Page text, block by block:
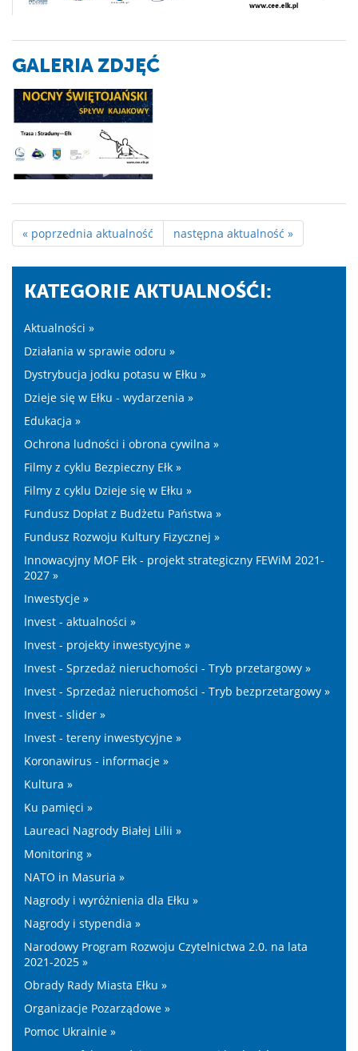
GALERIA ZDJĘĆ
« poprzednia aktualność następna aktualność »
KATEGORIE AKTUALNOŚĆI:
Aktualności »
Działania w sprawie odoru »
Dystrybucja jodku potasu w Ełku »
Dzieje się w Ełku - wydarzenia »
Edukacja »
Ochrona ludności i obrona cywilna »
Filmy z cyklu Bezpieczny Ełk »
Filmy z cyklu Dzieje się w Ełku »
Fundusz Dopłat z Budżetu Państwa »
Fundusz Rozwoju Kultury Fizycznej »
Innowacyjny MOF Ełk - projekt strategiczny FEWiM 2021-
2027 »
Inwestycje »
Invest - aktualności »
Invest - projekty inwestycyjne »
Invest - Sprzedaż nieruchomości - Tryb przetargowy »
Invest - Sprzedaż nieruchomości - Tryb bezprzetargowy »
Invest - slider »
Invest - tereny inwestycyjne »
Koronawirus - informacje »
Kultura »
Ku pamięci »
Laureaci Nagrody Białej Lilii »
Monitoring »
NATO in Masuria »
Nagrody i wyróżnienia dla Ełku »
Nagrody i stypendia »
Narodowy Program Rozwoju Czytelnictwa 2.0. na lata
2021-2025 »
Obrady Rady Miasta Ełku »
Organizacje Pozarządowe »
Pomoc Ukrainie »